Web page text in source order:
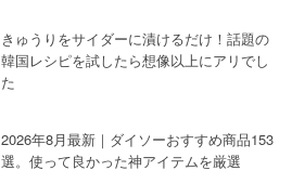
きゅうりをサイダーに漬けるだけ！話題の
韓国レシピを試したら想像以上にアリでし
た
2026年8月最新｜ダイソーおすすめ商品153
選。使って良かった神アイテムを厳選